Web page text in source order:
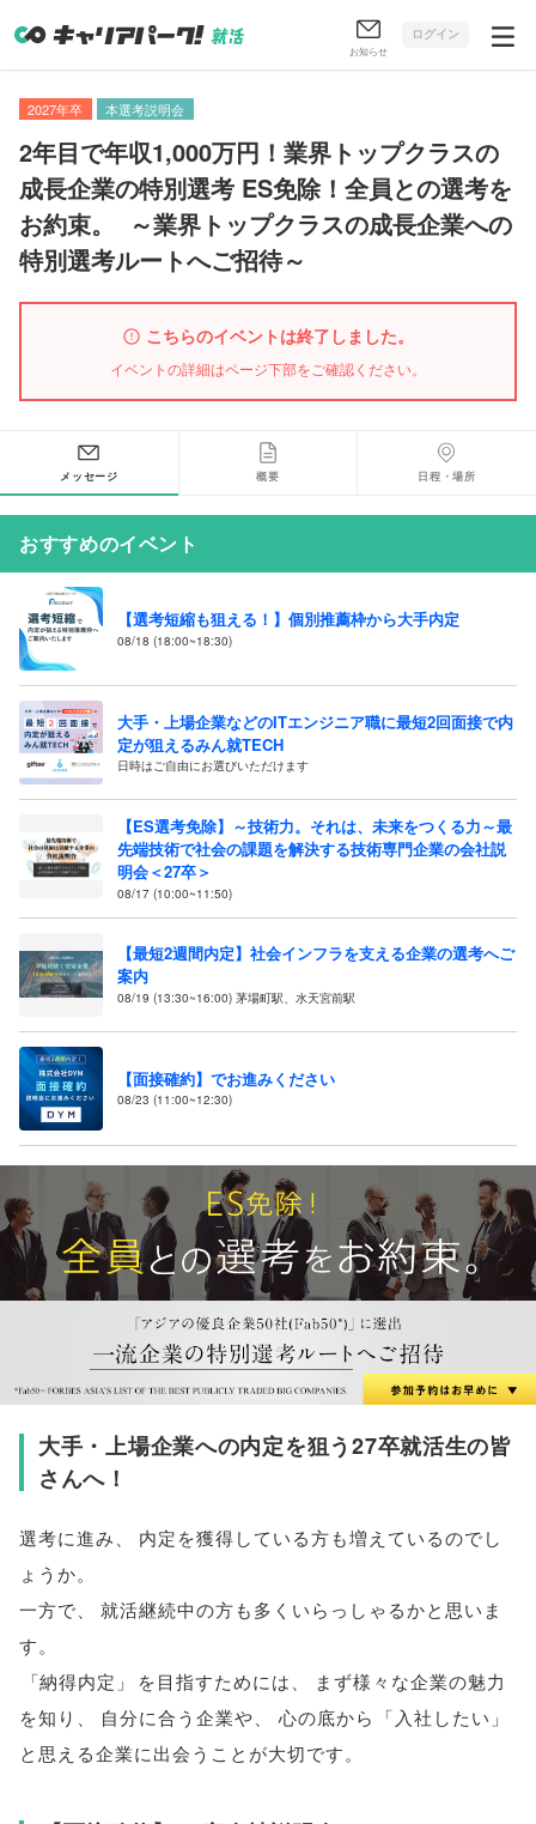
お知らせ
ログイン
2027年卒 本選考説明会
2年目で年収1,000万円！業界トップクラスの
成長企業の特別選考 ES免除！全員との選考を
お約束。
～業界トップクラスの成長企業への
特別選考ルートへご招待～
こちらのイベントは終了しました。
イベントの詳細はページ下部をご確認ください。
メッセージ 概要 日程・場所
おすすめのイベント
【選考短縮も狙える！】個別推薦枠から大手内定
08/18 (18:00~18:30)
大手・上場企業などのITエンジニア職に最短2回面接で内
定が狙えるみん就TECH
日時はご自由にお選びいただけます
【ES選考免除】～技術力。それは、未来をつくる力～最
先端技術で社会の課題を解決する技術専門企業の会社説
明会＜27卒＞
08/17 (10:00~11:50)
【最短2週間内定】社会インフラを支える企業の選考へご
案内
08/19 (13:30~16:00) 茅場町駅、水天宮前駅
【面接確約】でお進みください
08/23 (11:00~12:30)
大手・上場企業への内定を狙う27卒就活生の皆
さんへ！
選考に進み、
内定を獲得している方も増えているのでし
ょうか。
一方で、
就活継続中の方も多くいらっしゃるかと思いま
す。
「納得内定 」 を目指すためには、
まず様々な企業の魅力
を知り 、 自分に合う企業や、 心の底から 「入社したい 」
と思える企業に出会うことが大切です。